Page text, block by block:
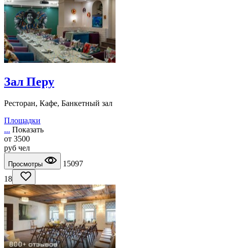
Зал Перу
Ресторан, Кафе, Банкетный зал
Площадки
... Показать
от 3500
руб чел
Просмотры
15097
18